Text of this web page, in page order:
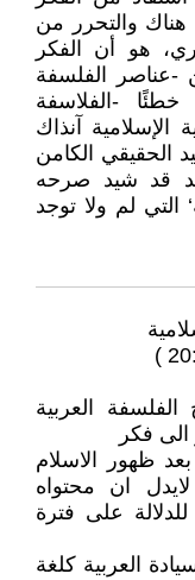
هناك والتحرر من
هو أن الفكر
-عناصر الفلسفة
-الفلاسفة
الإسلامية آنذاك
الحقيقي الكامن
قد شيد صرحه
التي لم ولا توجد
العربية
الى فكر
ظهور الاسلام
ان محتواه
على فترة
العربية كلغة